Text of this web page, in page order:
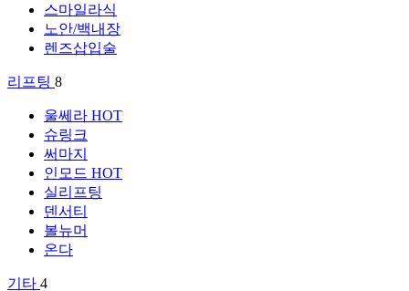
스마일라식
노안/백내장
렌즈삽입술
리프팅 8
울쎄라 HOT
슈링크
써마지
인모드 HOT
실리프팅
덴서티
볼뉴머
온다
기타 4